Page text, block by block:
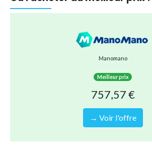
Manomano
Meilleur prix
757,57 €
→ Voir l'offre